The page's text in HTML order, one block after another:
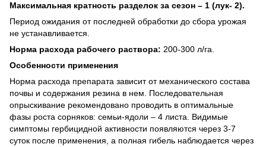
Максимальная кратность разделок за сезон – 1 (лук- 2).
Период ожидания от последней обработки до сбора урожая
не устанавливается.
Норма расхода рабочего раствора: 200-300 л/га.
Особенности применения
Норма расхода препарата зависит от механического состава
почвы и содержания резина в нем. Последовательная
опрыскивание рекомендовано проводить в оптимальные
фазы роста сорняков: семьи-ядоли – 4 листа. Видимые
симптомы гербицидной активности появляются через 3-7
суток после применения, а полная гибель наблюдается через